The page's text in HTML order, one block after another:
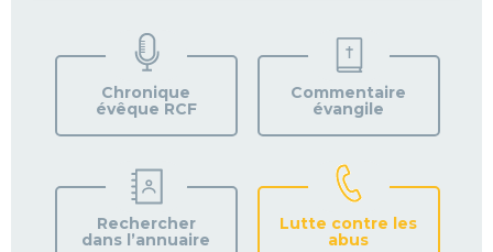
VOTRE
PAROISSE
Chronique
évêque RCF
Commentaire
évangile
Rechercher
dans l’annuaire
Lutte contre les
abus